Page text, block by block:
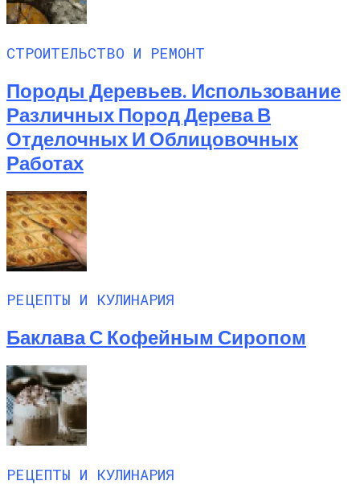
СТРОИТЕЛЬСТВО И РЕМОНТ
Породы Деревьев. Использование
Различных Пород Дерева В
Отделочных И Облицовочных
Работах
РЕЦЕПТЫ И КУЛИНАРИЯ
Баклава С Кофейным Сиропом
РЕЦЕПТЫ И КУЛИНАРИЯ